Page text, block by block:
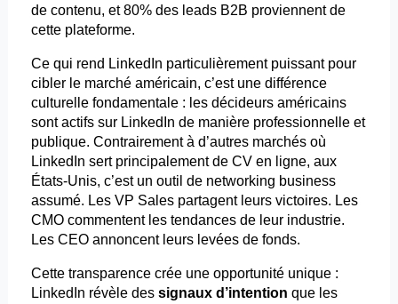
de contenu, et 80% des leads B2B proviennent de
cette plateforme.
Ce qui rend LinkedIn particulièrement puissant pour
cibler le marché américain, c’est une différence
culturelle fondamentale : les décideurs américains
sont actifs sur LinkedIn de manière professionnelle et
publique. Contrairement à d’autres marchés où
LinkedIn sert principalement de CV en ligne, aux
États-Unis, c’est un outil de networking business
assumé. Les VP Sales partagent leurs victoires. Les
CMO commentent les tendances de leur industrie.
Les CEO annoncent leurs levées de fonds.
Cette transparence crée une opportunité unique :
LinkedIn révèle des signaux d’intention que les